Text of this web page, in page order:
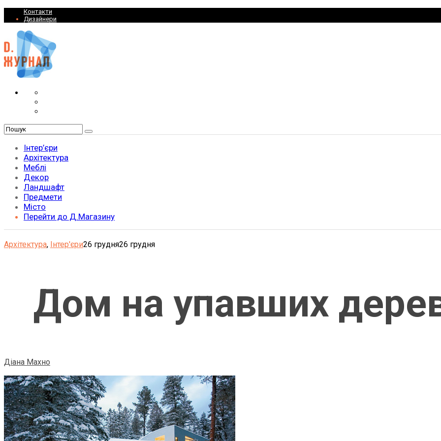
Контакти
Дизайнери
Інтер’єри
Архітектура
Меблі
Декор
Ландшафт
Предмети
Місто
Перейти до Д.Магазину
Архітектура, Інтер'єри26 грудня26 грудня
Дом на упавших
Діана Махно